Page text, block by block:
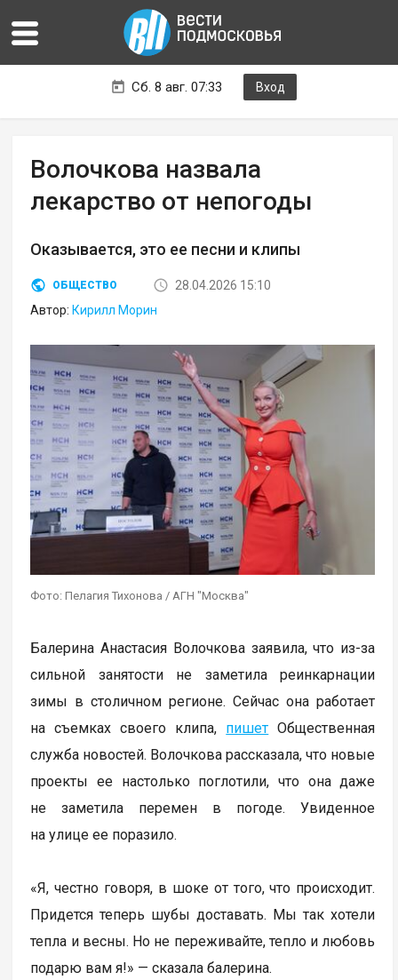
Сб. 8 авг. 07:33 Вход
Волочкова назвала
лекарство от непогоды
Оказывается, это ее песни и клипы
ОБЩЕСТВО
28.04.2026 15:10
Автор: Кирилл Морин
Фото: Пелагия Тихонова / АГН "Москва"
Балерина Анастасия Волочкова заявила, что из-за
сильной занятости не заметила реинкарнации
зимы в столичном регионе. Сейчас она работает
на съемках своего клипа, пишет Общественная
служба новостей. Волочкова рассказала, что новые
проекты ее настолько поглотили, что она даже
не заметила перемен в погоде. Увиденное
на улице ее поразило.
«Я, честно говоря, в шоке от того, что происходит.
Придется теперь шубы доставать. Мы так хотели
тепла и весны. Но не переживайте, тепло и любовь
подарю вам я!» — сказала балерина.